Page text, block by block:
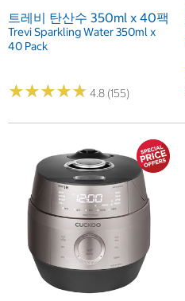
트레비 탄산수 350ml x 40팩
Trevi Sparkling Water 350ml x
40 Pack
★★★★★
★★★★★ 4.8 (155)